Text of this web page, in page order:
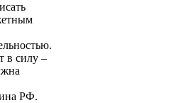
в силу –
РФ.